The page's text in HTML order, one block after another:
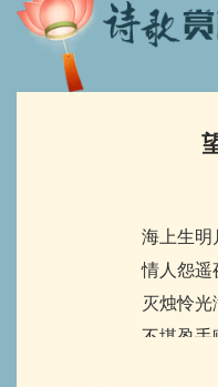
海上生明
情人怨遥
灭烛怜光
不堪盈手